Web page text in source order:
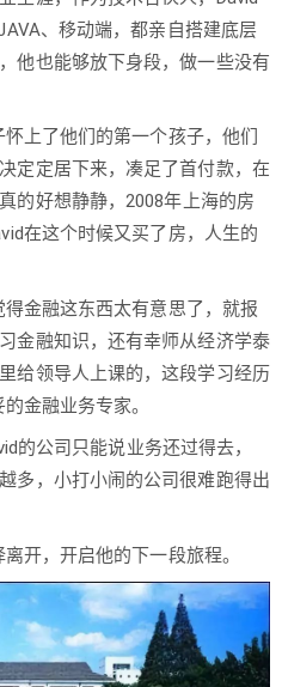
、移动端，都亲自搭建底层
他也能够放下身段，做一些没有
上了他们的第一个孩子，他们
定定居下来，凑足了首付款，在
的好想静静，2008年上海的房
在这个时候又买了房，人生的
金融这东西太有意思了，就报
金融知识，还有幸师从经济学泰
给领导人上课的，这段学习经历
金融业务专家。
的公司只能说业务还过得去，
多，小打小闹的公司很难跑得出
开，开启他的下一段旅程。